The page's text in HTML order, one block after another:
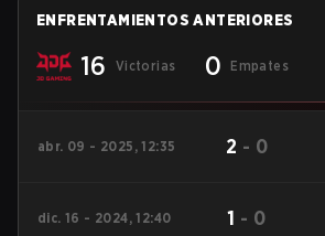
ENFRENTAMIENTOS ANTERIORES
16 Victorias 0 Empates
abr. 09 - 2025, 12:35 2 - 0
dic. 16 - 2024, 12:40 1 - 0